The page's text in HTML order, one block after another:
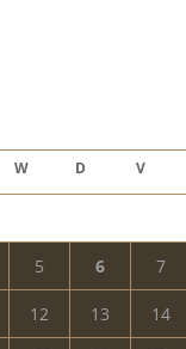
W D V
5 6 7
12 13 14